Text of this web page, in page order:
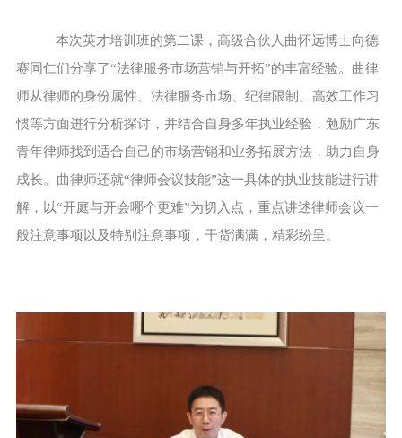
本次英才培训班的第二课，高级合伙人曲怀远博士向德
赛同仁们分享了“法律服务市场营销与开拓”的丰富经验。曲律
师从律师的身份属性、法律服务市场、纪律限制、高效工作习
惯等方面进行分析探讨，并结合自身多年执业经验，勉励广东
青年律师找到适合自己的市场营销和业务拓展方法，助力自身
成长。曲律师还就“律师会议技能”这一具体的执业技能进行讲
解，以“开庭与开会哪个更难”为切入点，重点讲述律师会议一
般注意事项以及特别注意事项，干货满满，精彩纷呈。